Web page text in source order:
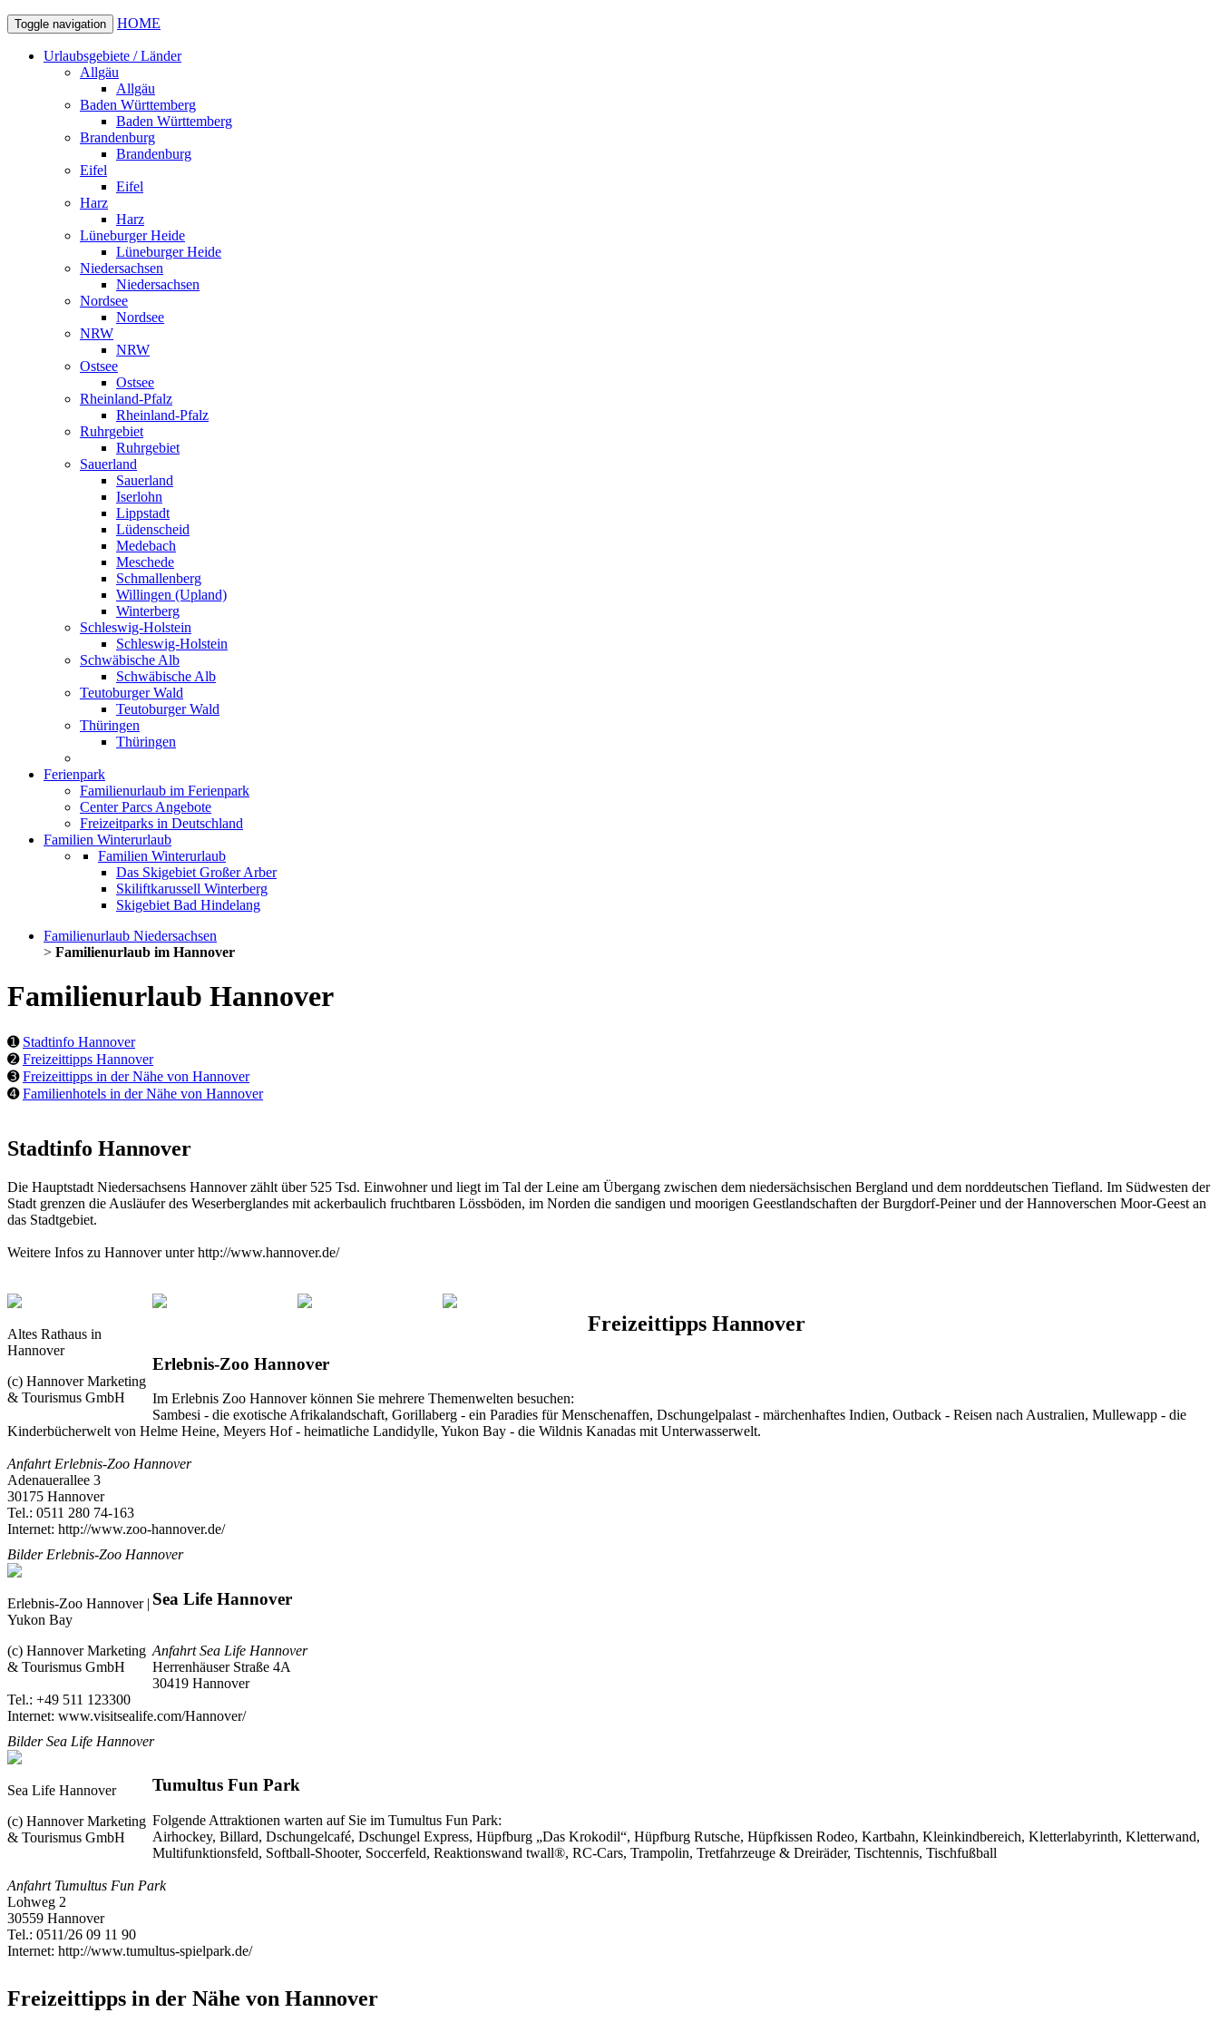
Toggle navigation HOME
Urlaubsgebiete / Länder
Allgäu
Allgäu
Baden Württemberg
Baden Württemberg
Brandenburg
Brandenburg
Eifel
Eifel
Harz
Harz
Lüneburger Heide
Lüneburger Heide
Niedersachsen
Niedersachsen
Nordsee
Nordsee
NRW
NRW
Ostsee
Ostsee
Rheinland-Pfalz
Rheinland-Pfalz
Ruhrgebiet
Ruhrgebiet
Sauerland
Sauerland
Iserlohn
Lippstadt
Lüdenscheid
Medebach
Meschede
Schmallenberg
Willingen (Upland)
Winterberg
Schleswig-Holstein
Schleswig-Holstein
Schwäbische Alb
Schwäbische Alb
Teutoburger Wald
Teutoburger Wald
Thüringen
Thüringen
Ferienpark
Familienurlaub im Ferienpark
Center Parcs Angebote
Freizeitparks in Deutschland
Familien Winterurlaub
Familien Winterurlaub
Das Skigebiet Großer Arber
Skiliftkarussell Winterberg
Skigebiet Bad Hindelang
Familienurlaub Niedersachsen
> Familienurlaub im Hannover
Familienurlaub Hannover
➊ Stadtinfo Hannover
➋Freizeittipps Hannover
➌Freizeittipps in der Nähe von Hannover
➍Familienhotels in der Nähe von Hannover
Stadtinfo Hannover
Die Hauptstadt Niedersachsens Hannover zählt über 525 Tsd. Einwohner und liegt im Tal der Leine am Übergang zwischen dem niedersächsischen Bergland und dem norddeutschen Tiefland. Im Südwesten der
Stadt grenzen die Ausläufer des Weserberglandes mit ackerbaulich fruchtbaren Lössböden, im Norden die sandigen und moorigen Geestlandschaften der Burgdorf-Peiner und der Hannoverschen Moor-Geest an
das Stadtgebiet.
Weitere Infos zu Hannover unter http://www.hannover.de/
Altes Rathaus in
Hannover
(c) Hannover Marketing
& Tourismus GmbH
Freizeittipps Hannover
Erlebnis-Zoo Hannover
Im Erlebnis Zoo Hannover können Sie mehrere Themenwelten besuchen:
Sambesi - die exotische Afrikalandschaft, Gorillaberg - ein Paradies für Menschenaffen, Dschungelpalast - märchenhaftes Indien, Outback - Reisen nach Australien, Mullewapp - die
Kinderbücherwelt von Helme Heine, Meyers Hof - heimatliche Landidylle, Yukon Bay - die Wildnis Kanadas mit Unterwasserwelt.
Anfahrt Erlebnis-Zoo Hannover
Adenauerallee 3
30175 Hannover
Tel.: 0511 280 74-163
Internet: http://www.zoo-hannover.de/
Bilder Erlebnis-Zoo Hannover
Erlebnis-Zoo Hannover |
Yukon Bay
(c) Hannover Marketing
& Tourismus GmbH
Sea Life Hannover
Anfahrt Sea Life Hannover
Herrenhäuser Straße 4A
30419 Hannover
Tel.: +49 511 123300
Internet: www.visitsealife.com/Hannover/
Bilder Sea Life Hannover
Sea Life Hannover
(c) Hannover Marketing
& Tourismus GmbH
Tumultus Fun Park
Folgende Attraktionen warten auf Sie im Tumultus Fun Park:
Airhockey, Billard, Dschungelcafé, Dschungel Express, Hüpfburg „Das Krokodil“, Hüpfburg Rutsche, Hüpfkissen Rodeo, Kartbahn, Kleinkindbereich, Kletterlabyrinth, Kletterwand,
Multifunktionsfeld, Softball-Shooter, Soccerfeld, Reaktionswand twall®, RC-Cars, Trampolin, Tretfahrzeuge & Dreiräder, Tischtennis, Tischfußball
Anfahrt Tumultus Fun Park
Lohweg 2
30559 Hannover
Tel.: 0511/26 09 11 90
Internet: http://www.tumultus-spielpark.de/
Freizeittipps in der Nähe von Hannover